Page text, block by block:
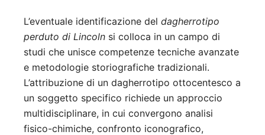
L’eventuale identificazione del dagherrotipo
perduto di Lincoln si colloca in un campo di
studi che unisce competenze tecniche avanzate
e metodologie storiografiche tradizionali.
L’attribuzione di un dagherrotipo ottocentesco a
un soggetto specifico richiede un approccio
multidisciplinare, in cui convergono analisi
fisico-chimiche, confronto iconografico,